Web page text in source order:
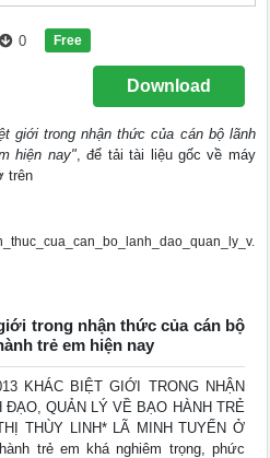
0 Free
Download
giới trong nhận thức của cán bộ lãnh
hiện nay", để tải tài liệu gốc về máy
trên
trong nhận thức của cán bộ
trẻ em hiện nay
KHÁC BIỆT GIỚI TRONG NHẬN
ĐẠO, QUẢN LÝ VỀ BẠO HÀNH TRẺ
THÙY LINH* LÃ MINH TUYẾN Ở
trẻ em khá nghiêm trọng, phức